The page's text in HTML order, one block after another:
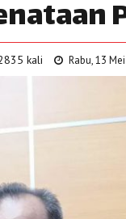
kali Rabu, 13